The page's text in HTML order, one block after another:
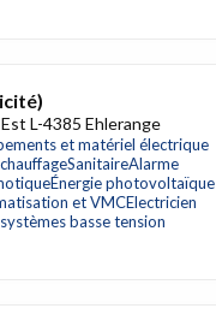
L-4385 Ehlerange
et matériel électrique
SanitaireAlarme
Énergie photovoltaïque
et VMCElectricien
basse tension